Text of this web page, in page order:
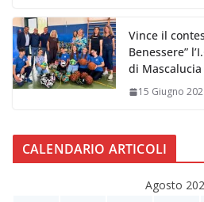
Vince il
Benessere”
di Mascalucia
15 Giugno
CALENDARIO ARTICOLI
Agosto